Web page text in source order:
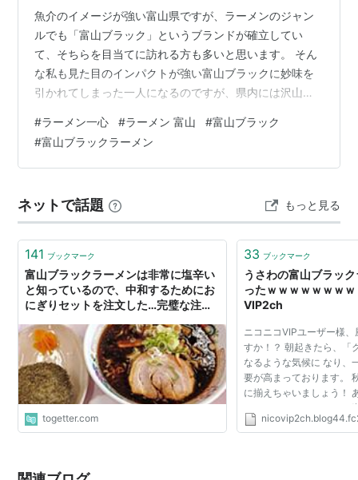
魚介のイメージが強い富山県ですが、ラーメンのジャン
ルでも「富山ブラック」というブランドが確立してい
て、そちらを目当てに訪れる方も多いと思います。 そん
な私も見た目のインパクトが強い富山ブラックに妙味を
引かれてしまった一人になるのですが、県内には沢山の
います。 今回は富山駅の直ぐ近くで営業している美味し
い富山ブラックを食べることが出来る「ラーメン一心」
について解説したいと思います！ ラーメン一心富山本店
間と定休日、駐車場について ラーメン一心のメニューと
料金、おすすめ、混雑について ラーメン一心…
#ラーメン一心 #ラーメン 富山 #富山ブラック
#富山ブラックラーメン
ネットで話題 もっと見る
141 ブックマーク
富山ブラックラーメンは非常に塩辛い
と知っているので、中和するためにお
にぎりセットを注文した…完璧な注文
togetter.com
33 ブックマーク
うさわの富山ブラッ
ったｗｗｗｗｗｗｗ
VIP2ch
ニコニコVIPユーザー様
すか！？ 朝起きたら、「
なるような気候に なり、
要が高まっております。
に揃えちゃいましょう！
はなく、カッコよくて、
かカッコイイ！」が一番